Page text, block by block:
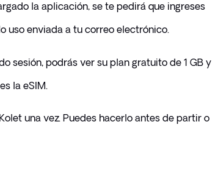
la aplicación, se te pedirá que ingreses
uso enviada a tu correo electrónico.
sesión, podrás ver su plan gratuito de 1 GB y
la eSIM.
una vez. Puedes hacerlo antes de partir o